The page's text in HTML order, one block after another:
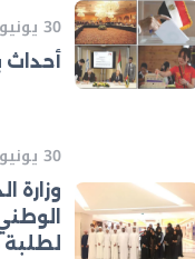
30 يونيو 2017
أحداث
30 يونيو 2017
وزارة